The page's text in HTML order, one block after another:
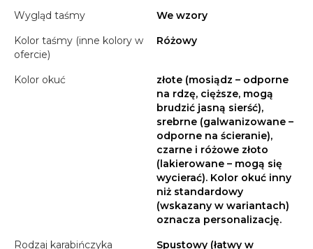
Wygląd taśmy
We wzory
Kolor taśmy (inne kolory w
ofercie)
Różowy
Kolor okuć
złote (mosiądz – odporne
na rdzę, cięższe, mogą
brudzić jasną sierść),
srebrne (galwanizowane –
odporne na ścieranie),
czarne i różowe złoto
(lakierowane – mogą się
wycierać). Kolor okuć inny
niż standardowy
(wskazany w wariantach)
oznacza personalizację.
Rodzaj karabińczyka
Spustowy (łatwy w